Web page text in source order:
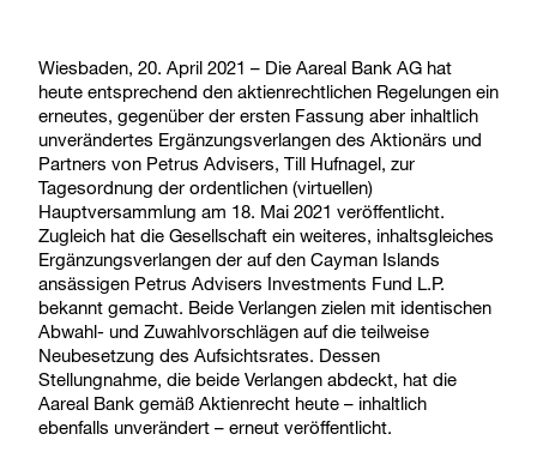
Wiesbaden, 20. April 2021 – Die Aareal Bank AG hat
heute entsprechend den aktienrechtlichen Regelungen ein
erneutes, gegenüber der ersten Fassung aber inhaltlich
unverändertes Ergänzungsverlangen des Aktionärs und
Partners von Petrus Advisers, Till Hufnagel, zur
Tagesordnung der ordentlichen (virtuellen)
Hauptversammlung am 18. Mai 2021 veröffentlicht.
Zugleich hat die Gesellschaft ein weiteres, inhaltsgleiches
Ergänzungsverlangen der auf den Cayman Islands
ansässigen Petrus Advisers Investments Fund L.P.
bekannt gemacht. Beide Verlangen zielen mit identischen
Abwahl- und Zuwahlvorschlägen auf die teilweise
Neubesetzung des Aufsichtsrates. Dessen
Stellungnahme, die beide Verlangen abdeckt, hat die
Aareal Bank gemäß Aktienrecht heute – inhaltlich
ebenfalls unverändert – erneut veröffentlicht.